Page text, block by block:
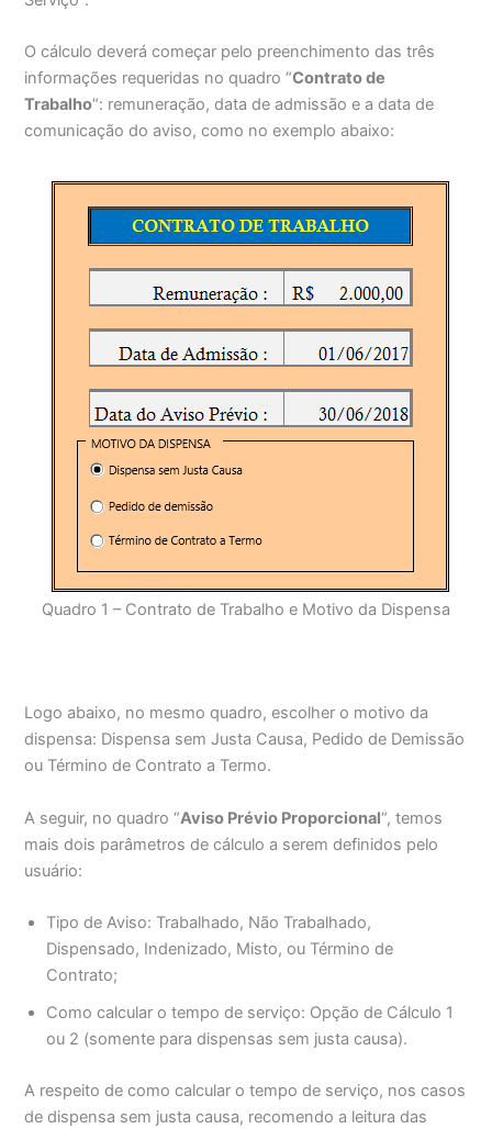
O cálculo deverá começar pelo preenchimento das três
informações requeridas no quadro “Contrato de
Trabalho“: remuneração, data de admissão e a data de
comunicação do aviso, como no exemplo abaixo:
Quadro 1 – Contrato de Trabalho e Motivo da Dispensa
Logo abaixo, no mesmo quadro, escolher o motivo da
dispensa: Dispensa sem Justa Causa, Pedido de Demissão
ou Término de Contrato a Termo.
A seguir, no quadro “Aviso Prévio Proporcional“, temos
mais dois parâmetros de cálculo a serem definidos pelo
usuário:
Tipo de Aviso: Trabalhado, Não Trabalhado,
Dispensado, Indenizado, Misto, ou Término de
Contrato;
Como calcular o tempo de serviço: Opção de Cálculo 1
ou 2 (somente para dispensas sem justa causa).
A respeito de como calcular o tempo de serviço, nos casos
de dispensa sem justa causa, recomendo a leitura das